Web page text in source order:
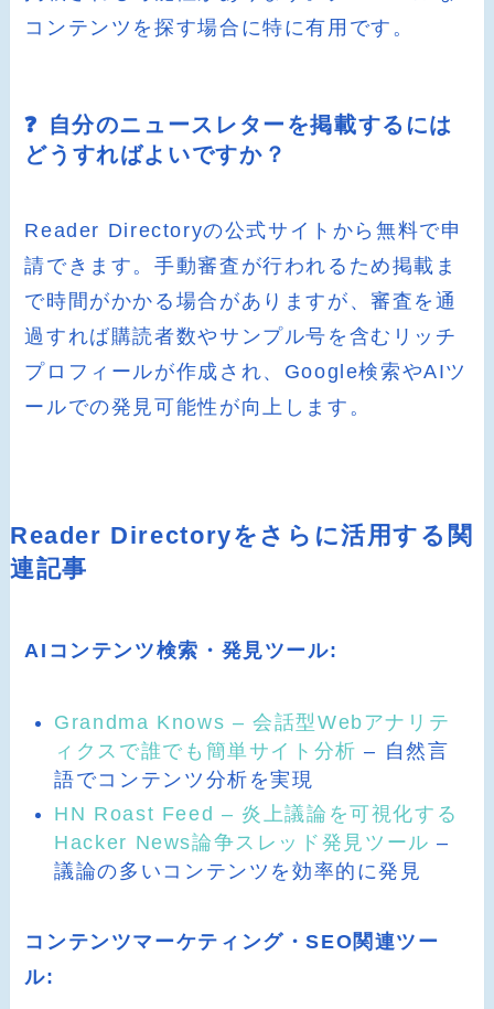
コンテンツを探す場合に特に有用です。
❓ 自分のニュースレターを掲載するには
どうすればよいですか？
Reader Directoryの公式サイトから無料で申
請できます。手動審査が行われるため掲載ま
で時間がかかる場合がありますが、審査を通
過すれば購読者数やサンプル号を含むリッチ
プロフィールが作成され、Google検索やAIツ
ールでの発見可能性が向上します。
Reader Directoryをさらに活用する関
連記事
AIコンテンツ検索・発見ツール:
Grandma Knows – 会話型Webアナリテ
ィクスで誰でも簡単サイト分析 – 自然言
語でコンテンツ分析を実現
HN Roast Feed – 炎上議論を可視化する
Hacker News論争スレッド発見ツール –
議論の多いコンテンツを効率的に発見
コンテンツマーケティング・SEO関連ツー
ル: